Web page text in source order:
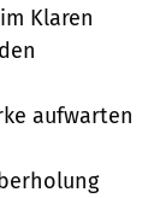
Klaren
aufwarten